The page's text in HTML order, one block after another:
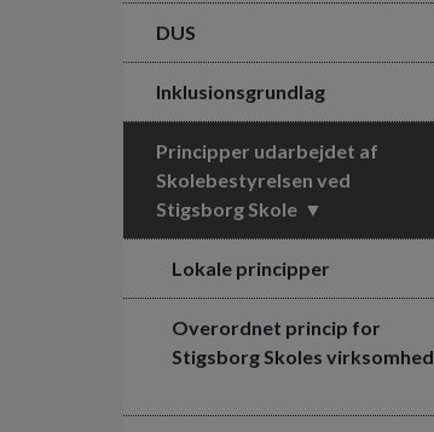
DUS
Inklusionsgrundlag
Principper udarbejdet af
Skolebestyrelsen ved
Stigsborg Skole
Lokale principper
Overordnet princip for
Stigsborg Skoles virksomhed